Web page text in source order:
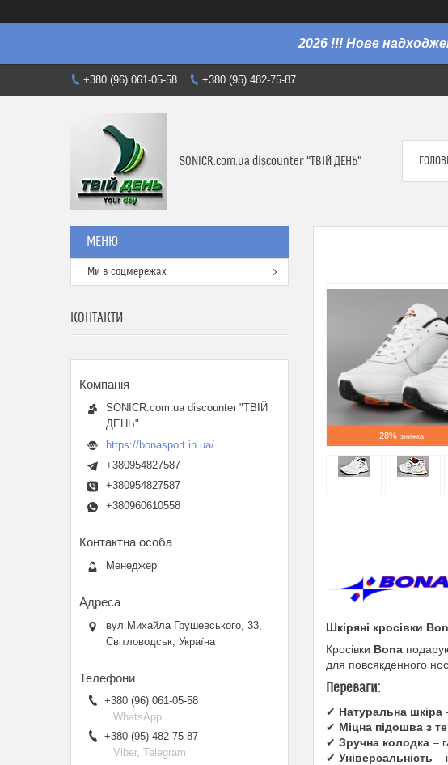
2026 !!! Нове
+380 (96) 061-05-58 +380 (95) 482-75-87
SONICR.com.ua discounter "ТВІЙ ДЕНЬ"
–28%
Шкіряні кросівки
Кросівки Bona
для повсякденного
Переваги:
✔ Натуральна шкіра
✔ Міцна підошва з
✔ Зручна колодка –
✔ Універсальність –
Ми в соцмережах
КОНТАКТИ
SONICR.com.ua discounter "ТВІЙ
ДЕНЬ"
https://bonasport.in.ua/
+380954827587
+380954827587
+380960610558
Менеджер
вул.Михайла Грушевського, 33,
Світловодськ, Україна
+380 (96) 061-05-58
WhatsApp
+380 (95) 482-75-87
Viber, Telegram